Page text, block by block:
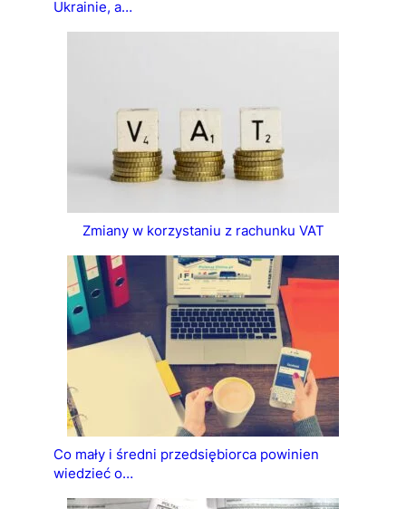
Ukrainie, a…
Zmiany w korzystaniu z rachunku VAT
Co mały i średni przedsiębiorca powinien
wiedzieć o…